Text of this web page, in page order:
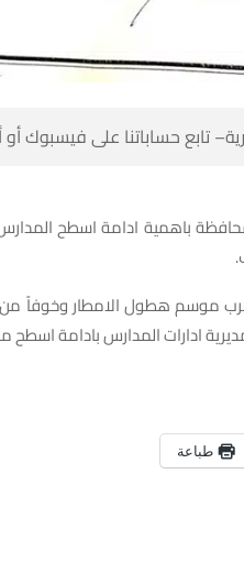
تابع حساباتنا على فيسبوك
باهمية ادامة اسطح
قرب موسم هطول الامطار وخوفاً من
ادارات المدارس بادامة اسطح
طباعة